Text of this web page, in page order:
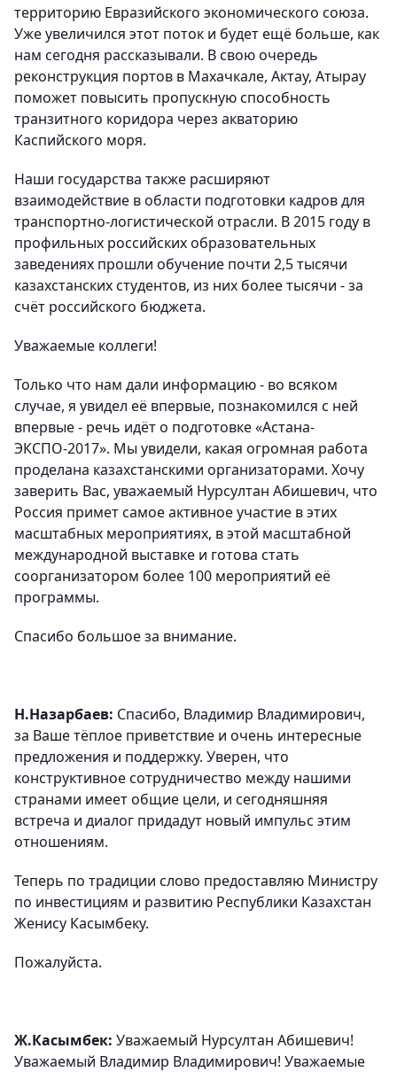
территорию Евразийского экономического союза.
Уже увеличился этот поток и будет ещё больше, как
нам сегодня рассказывали. В свою очередь
реконструкция портов в Махачкале, Актау, Атырау
поможет повысить пропускную способность
транзитного коридора через акваторию
Каспийского моря.
Наши государства также расширяют
взаимодействие в области подготовки кадров для
транспортно-логистической отрасли. В 2015 году в
профильных российских образовательных
заведениях прошли обучение почти 2,5 тысячи
казахстанских студентов, из них более тысячи - за
счёт российского бюджета.
Уважаемые коллеги!
Только что нам дали информацию - во всяком
случае, я увидел её впервые, познакомился с ней
впервые - речь идёт о подготовке «Астана-
ЭКСПО-2017». Мы увидели, какая огромная работа
проделана казахстанскими организаторами. Хочу
заверить Вас, уважаемый Нурсултан Абишевич, что
Россия примет самое активное участие в этих
масштабных мероприятиях, в этой масштабной
международной выставке и готова стать
соорганизатором более 100 мероприятий её
программы.
Спасибо большое за внимание.
Н.Назарбаев: Спасибо, Владимир Владимирович,
за Ваше тёплое приветствие и очень интересные
предложения и поддержку. Уверен, что
конструктивное сотрудничество между нашими
странами имеет общие цели, и сегодняшняя
встреча и диалог придадут новый импульс этим
отношениям.
Теперь по традиции слово предоставляю Министру
по инвестициям и развитию Республики Казахстан
Женису Касымбеку.
Пожалуйста.
Ж.Касымбек: Уважаемый Нурсултан Абишевич!
Уважаемый Владимир Владимирович! Уважаемые